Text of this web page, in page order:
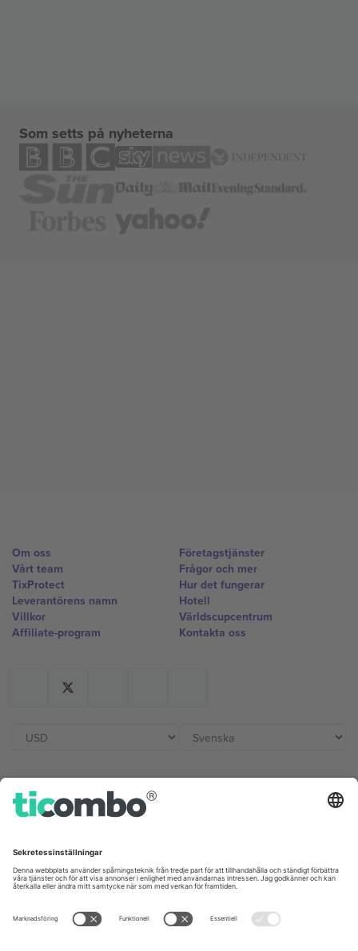
Som setts på nyheterna
Om oss
Vårt team
TixProtect
Leverantörens namn
Villkor
Affiliate-program
Företagstjänster
Frågor och mer
Hur det fungerar
Hotell
Världscupcentrum
Kontakta oss
Kontor och support
Unter den Linden 24, 10117
Berlin, Germany
London, EC1V 1AW, United
Kingdom
United States
Switzerland